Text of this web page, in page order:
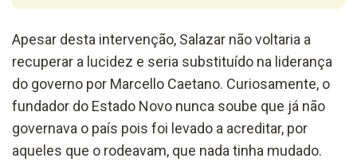
Apesar desta intervenção, Salazar não voltaria a
recuperar a lucidez e seria substituído na liderança
do governo por Marcello Caetano. Curiosamente, o
fundador do Estado Novo nunca soube que já não
governava o país pois foi levado a acreditar, por
aqueles que o rodeavam, que nada tinha mudado.